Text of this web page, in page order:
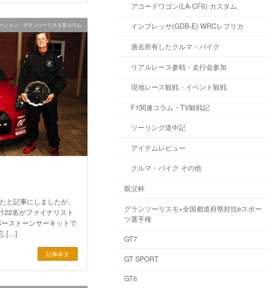
ション・グランツーリスモ系コラム
記事にしましたが、
22名がファイナリスト
ストーンサーキットで
[…]
記事本文
アコードワゴン(LA-CF6) カスタム
インプレッサ(GDB-E) WRCレプリカ
過去所有したクルマ・バイク
リアルレース参戦・走行会参加
現地レース観戦・イベント観戦
F1関連コラム・TV観戦記
ツーリング道中記
アイテムレビュー
クルマ・バイク その他
親父杯
グランツーリスモ×全国都道府県対抗eスポー
ツ選手権
GT7
GT SPORT
GT6